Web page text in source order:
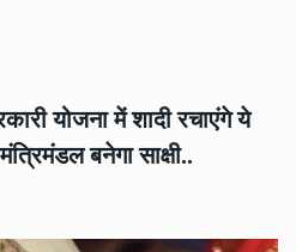
योजना में शादी रचाएंगे ये
बनेगा साक्षी..